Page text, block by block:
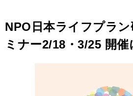
NPO日本ライフプラ
ミナー2/18・3/25 開催